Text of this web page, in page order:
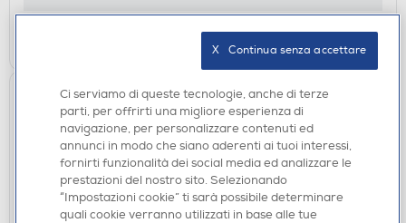
AGGIUNGI
Ci serviamo di queste tecnologie, anche di terze
parti, per offrirti una migliore esperienza di
navigazione, per personalizzare contenuti ed
annunci in modo che siano aderenti ai tuoi interessi,
fornirti funzionalità dei social media ed analizzare le
prestazioni del nostro sito. Selezionando
“Impostazioni cookie” ti sarà possibile determinare
quali cookie verranno utilizzati in base alle tue
X   Continua senza accettare